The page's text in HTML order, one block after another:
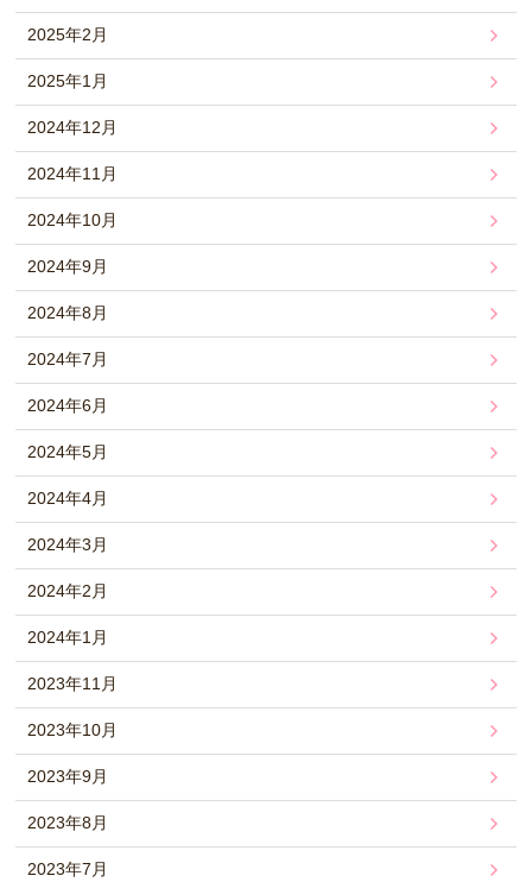
2025年2月
2025年1月
2024年12月
2024年11月
2024年10月
2024年9月
2024年8月
2024年7月
2024年6月
2024年5月
2024年4月
2024年3月
2024年2月
2024年1月
2023年11月
2023年10月
2023年9月
2023年8月
2023年7月